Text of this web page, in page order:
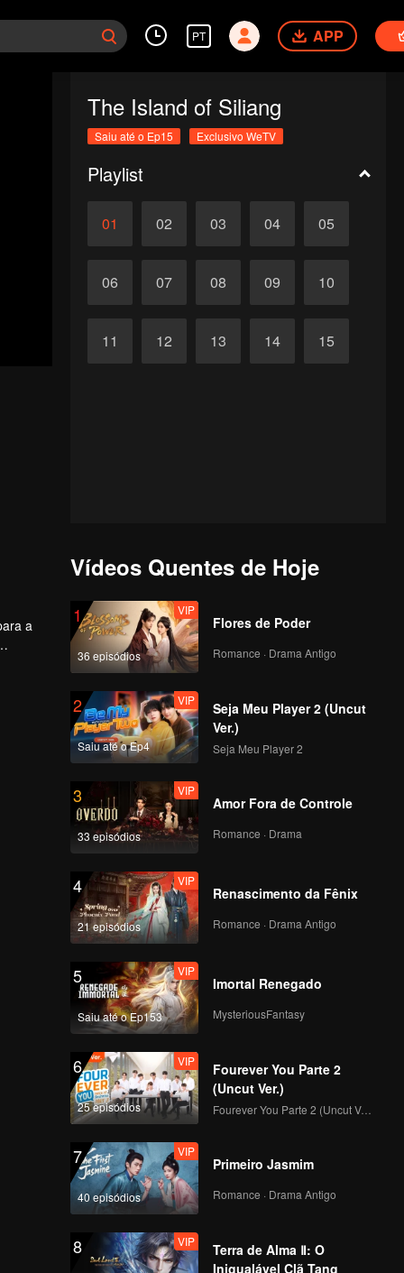
PT APP
The Island of Siliang
Saiu até o Ep15 Exclusivo WeTV
Playlist
01 02 03 04 05
06 07 08 09 10
11 12 13 14 15
a
e
Vídeos Quentes de Hoje
1
36 episódios
VIP
Flores de Poder
Romance · Drama Antigo
2
Saiu até o Ep4
VIP
Seja Meu Player 2 (Uncut
Ver.)
Seja Meu Player 2
3
33 episódios
VIP
Amor Fora de Controle
Romance · Drama
4
21 episódios
VIP
Renascimento da Fênix
Romance · Drama Antigo
5
Saiu até o Ep153
VIP
Imortal Renegado
MysteriousFantasy
6
25 episódios
VIP
Fourever You Parte 2
(Uncut Ver.)
Fourever You Parte 2 (Uncut Ver.)
7
40 episódios
VIP
Primeiro Jasmim
Romance · Drama Antigo
8 VIP
Terra de Alma Ⅱ: O
Inigualável Clã Tang